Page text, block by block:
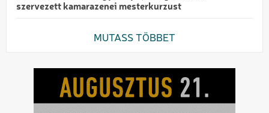
szervezett kamarazenei mesterkurzust
MUTASS TÖBBET